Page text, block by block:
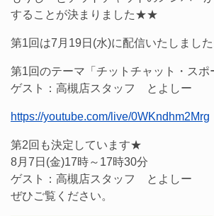
することが決まりました★★
第1回は7月19日(水)に配信いたしました
第1回のテーマ「チットチャット・スポ
ゲスト：高槻店スタッフ とよしー
https://youtube.com/live/0WKndhm2Mrg
第2回も決定しています★
8月7日(金)17時～17時30分
ゲスト：高槻店スタッフ とよしー
ぜひご覧ください。